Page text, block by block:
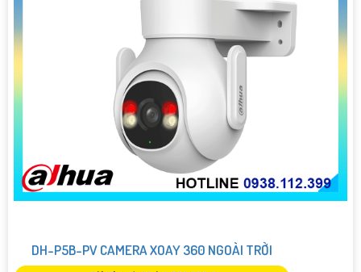
DH-P5B-PV CAMERA XOAY 360 NGOÀI TRỜI